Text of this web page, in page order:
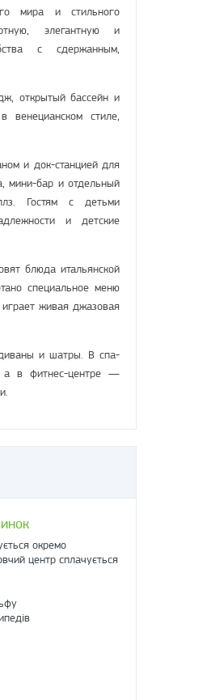
мира и стильного
элегантную и
с сдержанным,
открытый бассейн и
венецианском стиле,
и док-станцией для
мини-бар и отдельный
Гостям с детьми
и детские
блюда итальянской
специальное меню
живая джазовая
и шатры. В спа-
а в фитнес-центре —
окремо
центр сплачується